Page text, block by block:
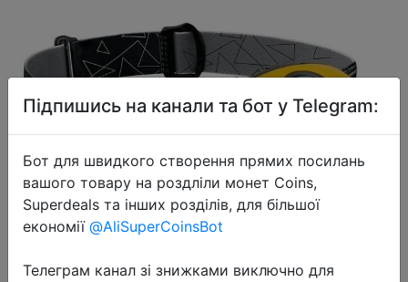
Підпишись на канали та бот у Telegram:
Бот для швидкого створення прямих посилань
вашого товару на роздліли монет Coins,
Superdeals та інших розділів, для більшої
економії @AliSuperCoinsBot
Телеграм канал зі знижками виключно для